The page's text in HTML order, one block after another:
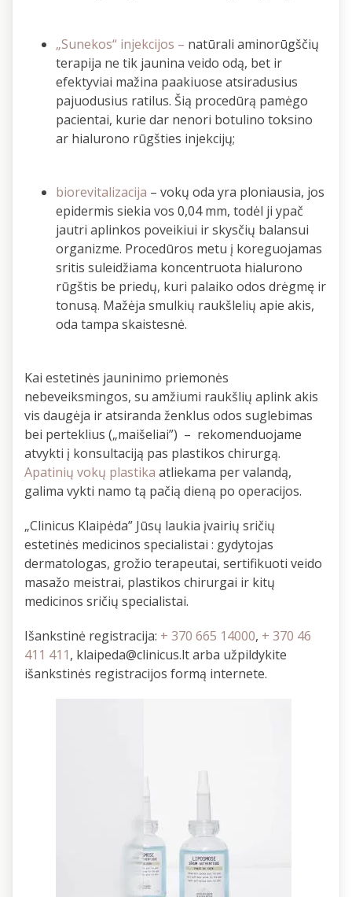
„Sunekos“ injekcijos – natūrali aminorūgščių
terapija ne tik jaunina veido odą, bet ir
efektyviai mažina paakiuose atsiradusius
pajuodusius ratilus. Šią procedūrą pamėgo
pacientai, kurie dar nenori botulino toksino
ar hialurono rūgšties injekcijų;
biorevitalizacija – vokų oda yra ploniausia, jos
epidermis siekia vos 0,04 mm, todėl ji ypač
jautri aplinkos poveikiui ir skysčių balansui
organizme. Procedūros metu į koreguojamas
sritis suleidžiama koncentruota hialurono
rūgštis be priedų, kuri palaiko odos drėgmę ir
tonusą. Mažėja smulkių raukšlelių apie akis,
oda tampa skaistesnė.
Kai estetinės jauninimo priemonės
nebeveiksmingos, su amžiumi raukšlių aplink akis
vis daugėja ir atsiranda ženklus odos suglebimas
bei perteklius („maišeliai”) – rekomenduojame
atvykti į konsultaciją pas plastikos chirurgą.
Apatinių vokų plastika atliekama per valandą,
galima vykti namo tą pačią dieną po operacijos.
„Clinicus Klaipėda” Jūsų laukia įvairių sričių
estetinės medicinos specialistai : gydytojas
dermatologas, grožio terapeutai, sertifikuoti veido
masažo meistrai, plastikos chirurgai ir kitų
medicinos sričių specialistai.
Išankstinė registracija: + 370 665 14000, + 370 46
411 411, klaipeda@clinicus.ltarba užpildykite
išankstinės registracijos formą internete.